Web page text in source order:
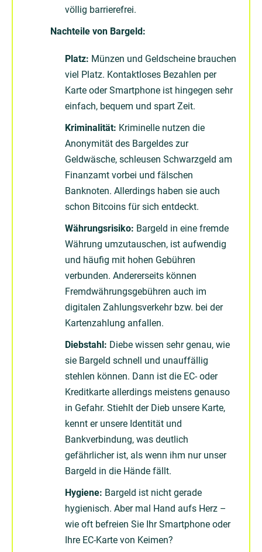
völlig barrierefrei.
Nachteile von Bargeld:
Platz: Münzen und Geldscheine brauchen
viel Platz. Kontaktloses Bezahlen per
Karte oder Smartphone ist hingegen sehr
einfach, bequem und spart Zeit.
Kriminalität: Kriminelle nutzen die
Anonymität des Bargeldes zur
Geldwäsche, schleusen Schwarzgeld am
Finanzamt vorbei und fälschen
Banknoten. Allerdings haben sie auch
schon Bitcoins für sich entdeckt.
Währungsrisiko: Bargeld in eine fremde
Währung umzutauschen, ist aufwendig
und häufig mit hohen Gebühren
verbunden. Andererseits können
Fremdwährungsgebühren auch im
digitalen Zahlungsverkehr bzw. bei der
Kartenzahlung anfallen.
Diebstahl: Diebe wissen sehr genau, wie
sie Bargeld schnell und unauffällig
stehlen können. Dann ist die EC- oder
Kreditkarte allerdings meistens genauso
in Gefahr. Stiehlt der Dieb unsere Karte,
kennt er unsere Identität und
Bankverbindung, was deutlich
gefährlicher ist, als wenn ihm nur unser
Bargeld in die Hände fällt.
Hygiene: Bargeld ist nicht gerade
hygienisch. Aber mal Hand aufs Herz –
wie oft befreien Sie Ihr Smartphone oder
Ihre EC-Karte von Keimen?